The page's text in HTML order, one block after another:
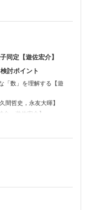
探索【牧野晶子】
リティ制御因子の探索【宮
ニング【土谷正樹，浜地
制因子の探索【乾 緋彩，合
ブラリスクリーニングの方
機能ドメインの解析【星居
スクリーニング【吉永正
二】
グの融合【樽本雄介，遊佐
同定【遊佐宏介】
討ポイント
「数」を理解する【遊
間哲史，永友大暉】
，遊佐宏介】
雄介，遊佐宏介】
佐宏介，樽本雄介】
石川雅人】